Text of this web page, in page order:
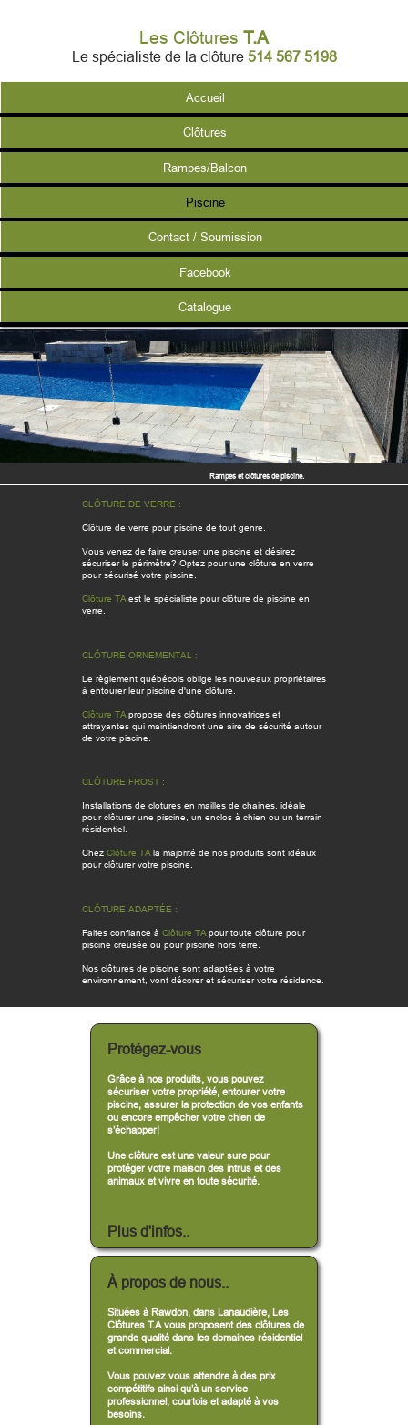
Les Clôtures T.A
Le spécialiste de la clôture 514 567 5198
Accueil
Clôtures
Rampes/Balcon
Piscine
Contact / Soumission
Facebook
Catalogue
Rampes et clôtures de piscine.
CLÔTURE DE VERRE :
Clôture de verre pour piscine de tout genre.
Vous venez de faire creuser une piscine et désirez
sécuriser le périmètre? Optez pour une clôture en verre
pour sécurisé votre piscine.
Clôture TAest le spécialiste pour clôture de piscine en
verre.
CLÔTURE ORNEMENTAL :
Le règlement québécois oblige les nouveaux propriétaires
à entourer leur piscine d'une clôture.
Clôture TApropose des clôtures innovatrices et
attrayantes qui maintiendront une aire de sécurité autour
de votre piscine.
CLÔTURE FROST :
Installations de clotures en mailles de chaines, idéale
pour clôturer une piscine, un enclos à chien ou un terrain
résidentiel.
Chez Clôture TAla majorité de nos produits sont idéaux
pour clôturer votre piscine.
CLÔTURE ADAPTÉE :
Faites confiance à Clôture TApour toute clôture pour
piscine creusée ou pour piscine hors terre.
Nos clôtures de piscine sont adaptées à votre
environnement, vont décorer et sécuriser votre résidence.
Protégez-vous
Grâce à nos produits, vous pouvez
sécuriser votre propriété, entourer votre
piscine, assurer la protection de vos enfants
ou encore empêcher votre chien de
s’échapper!
Une clôture est une valeur sure pour
protéger votre maison des intrus et des
animaux et vivre en toute sécurité.
Plus d'infos..
À propos de nous..
Situées à Rawdon, dans Lanaudière, Les
Clôtures T.A vous proposent des clôtures de
grande qualité dans les domaines résidentiel
et commercial.
Vous pouvez vous attendre à des prix
compétitifs ainsi qu’à un service
professionnel, courtois et adapté à vos
besoins.